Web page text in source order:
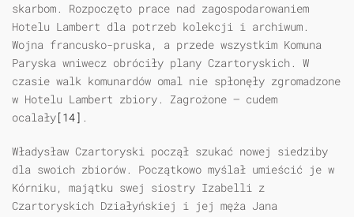
skarbom. Rozpoczęto prace nad zagospodarowaniem
Hotelu Lambert dla potrzeb kolekcji i archiwum.
Wojna francusko-pruska, a przede wszystkim Komuna
Paryska wniwecz obróciły plany Czartoryskich. W
czasie walk komunardów omal nie spłonęły zgromadzone
w Hotelu Lambert zbiory. Zagrożone — cudem
ocalały[14] .
Władysław Czartoryski począł szukać nowej siedziby
dla swoich zbiorów. Początkowo myślał umieścić je w
Kórniku, majątku swej siostry Izabelli z
Czartoryskich Działyńskiej i jej męża Jana